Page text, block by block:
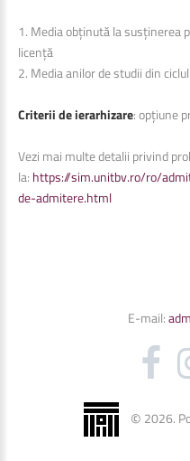
1. Media obținută la susținerea
licență
2. Media anilor de studii din
Criterii de ierarhizare: opțiune
Vezi mai multe detalii privind
la: https://sim.unitbv.ro/ro/
de-admitere.html
E-mail:
© 2026.